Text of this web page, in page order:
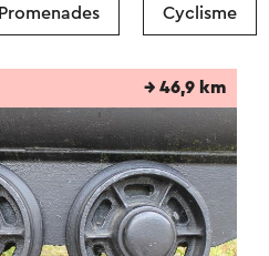
Promenades Cyclisme
→ 46,9 km